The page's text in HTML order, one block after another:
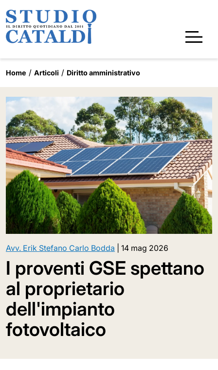
Home Articoli Diritto amministrativo
Avv. Erik Stefano Carlo Bodda 14 mag 2026
I proventi GSE spettano
al proprietario
dell'impianto
fotovoltaico